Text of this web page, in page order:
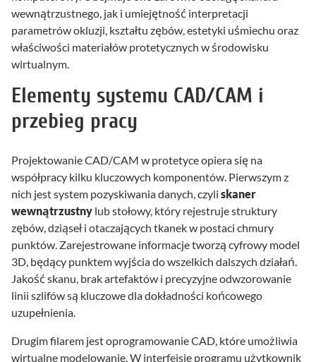
wewnątrzustnego, jak i umiejętność interpretacji
parametrów okluzji, kształtu zębów, estetyki uśmiechu oraz
właściwości materiałów protetycznych w środowisku
wirtualnym.
Elementy systemu CAD/CAM i
przebieg pracy
Projektowanie CAD/CAM w protetyce opiera się na
współpracy kilku kluczowych komponentów. Pierwszym z
nich jest system pozyskiwania danych, czyli skaner
wewnątrzustny lub stołowy, który rejestruje struktury
zębów, dziąseł i otaczających tkanek w postaci chmury
punktów. Zarejestrowane informacje tworzą cyfrowy model
3D, będący punktem wyjścia do wszelkich dalszych działań.
Jakość skanu, brak artefaktów i precyzyjne odwzorowanie
linii szlifów są kluczowe dla dokładności końcowego
uzupełnienia.
Drugim filarem jest oprogramowanie CAD, które umożliwia
wirtualne modelowanie. W interfejsie programu użytkownik